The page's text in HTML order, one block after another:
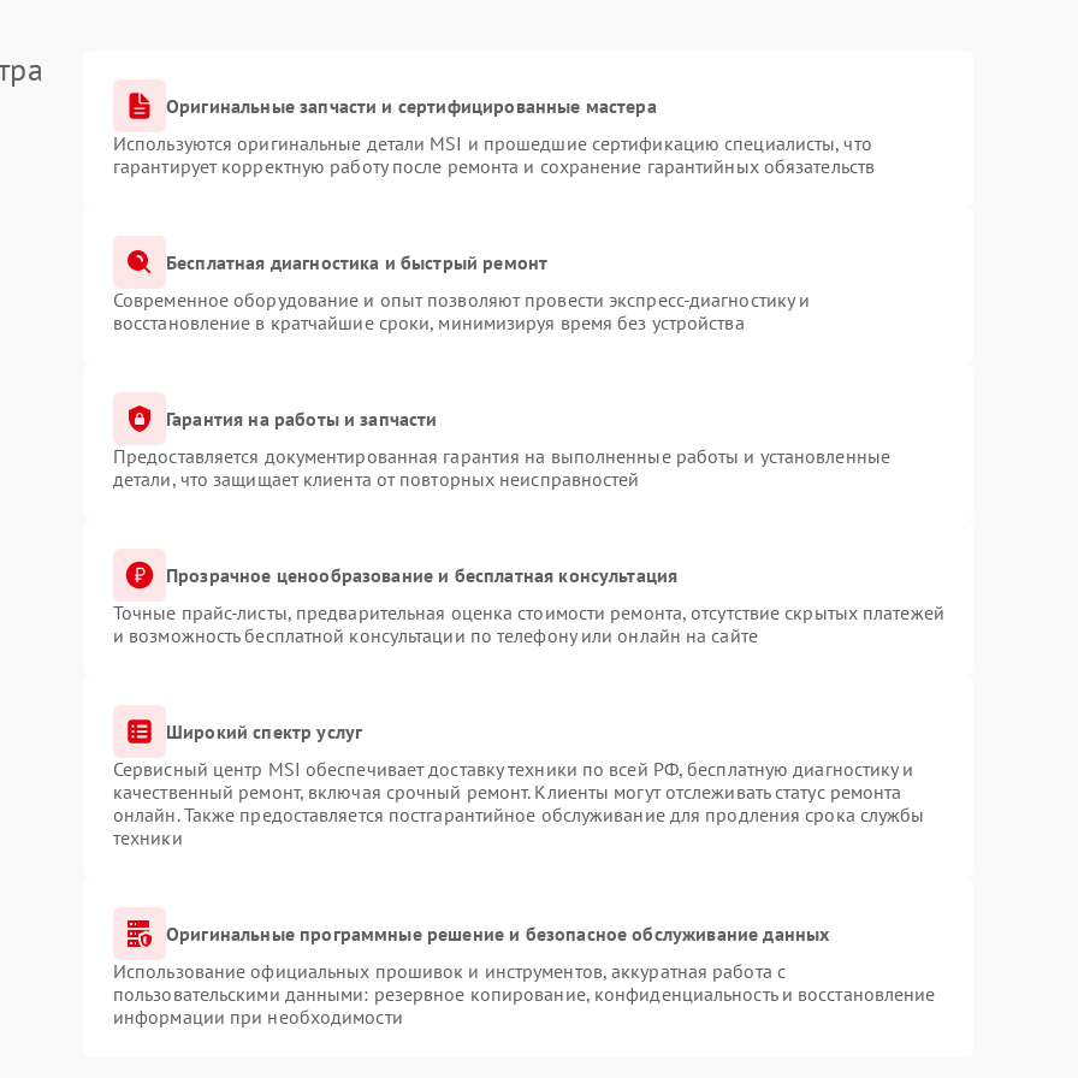
Оригинальные запчасти и сертифицированные мастера
Используются оригинальные детали MSI и прошедшие сертификацию специалисты, что
гарантирует корректную работу после ремонта и сохранение гарантийных обязательств
Бесплатная диагностика и быстрый ремонт
Современное оборудование и опыт позволяют провести экспресс-диагностику и
восстановление в кратчайшие сроки, минимизируя время без устройства
Гарантия на работы и запчасти
Предоставляется документированная гарантия на выполненные работы и установленные
детали, что защищает клиента от повторных неисправностей
Прозрачное ценообразование и бесплатная консультация
Точные прайс-листы, предварительная оценка стоимости ремонта, отсутствие скрытых платежей
и возможность бесплатной консультации по телефону или онлайн на сайте
Широкий спектр услуг
Сервисный центр MSI обеспечивает доставку техники по всей РФ, бесплатную диагностику и
качественный ремонт, включая срочный ремонт. Клиенты могут отслеживать статус ремонта
онлайн. Также предоставляется постгарантийное обслуживание для продления срока службы
техники
Оригинальные программные решение и безопасное обслуживание данных
Использование официальных прошивок и инструментов, аккуратная работа с
пользовательскими данными: резервное копирование, конфиденциальность и восстановление
информации при необходимости